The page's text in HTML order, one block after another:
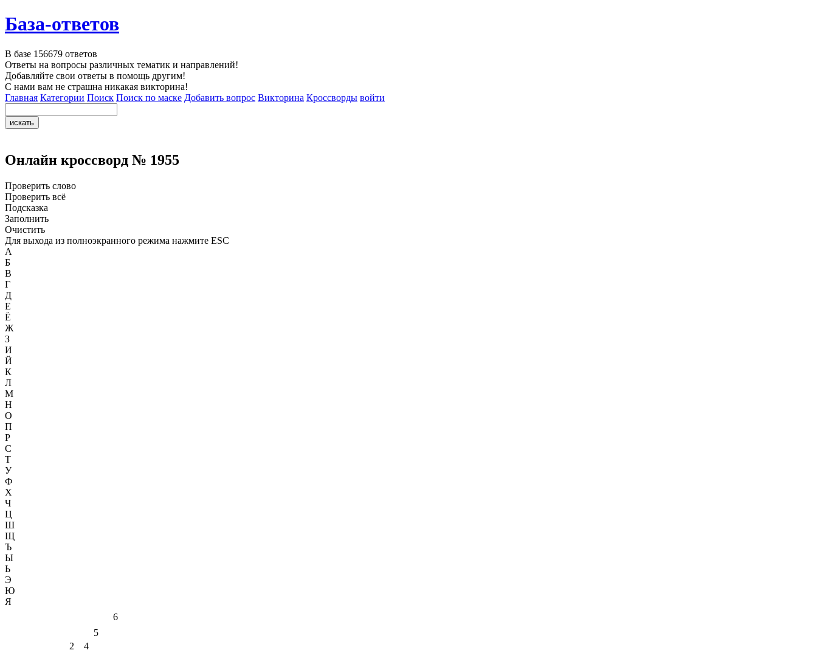
База-ответов
В базе 156679 ответов
Ответы на вопросы различных тематик и направлений!
Добавляйте свои ответы в помощь другим!
С нами вам не страшна никакая викторина!
Главная Категории Поиск Поиск по маске Добавить вопрос Викторина Кроссворды войти
Онлайн кроссворд № 1955
Проверить слово
Проверить всё
Подсказка
Заполнить
Очистить
Для выхода из полноэкранного режима нажмите ESC
А
Б
В
Г
Д
Е
Ё
Ж
З
И
Й
К
Л
М
Н
О
П
Р
С
Т
У
Ф
Х
Ч
Ц
Ш
Щ
Ъ
Ы
Ь
Э
Ю
Я
6
5
2
4